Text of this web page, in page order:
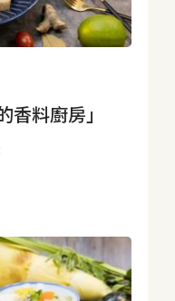
料廚房」